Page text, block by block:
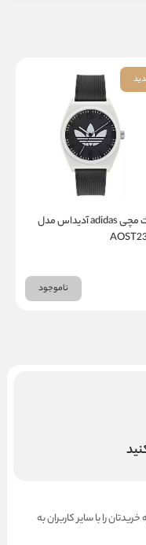
ساعت مچی adidas آدیداس مدل
ناموجود
را با سایر کاربران به